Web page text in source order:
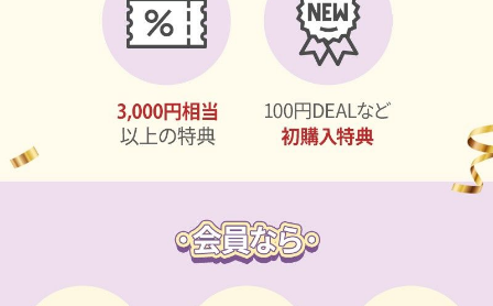
EYEしてる
カスタマーサービス
ショッピングガイド
アプリダウンロード